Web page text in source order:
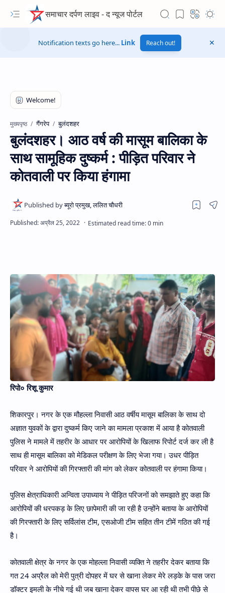
समाचार दर्पण लाइव - द न्यूज पोर्टल
Hidden Menu
Notification texts go here... Link Reach out!
मुख्यपृष्ठ गैंगरेप बुलंदशहर
बुलंदशहर। आठ वर्ष की मासूम बालिका के
साथ सामूहिक दुष्कर्म : पीड़ित परिवार ने
कोतवाली पर किया हंगामा
रिपो० रिशू कुमार
शिकारपुर। नगर के एक मौहल्ला निवासी आठ वर्षीय मासूम बालिका के साथ दो
अज्ञात युवकों के द्वारा दुष्कर्म किए जाने का मामला प्रकाश में आया है कोतवाली
पुलिस ने मामले में तहरीर के आधार पर आरोपियों के खिलाफ रिपोर्ट दर्ज कर ली है
साथ ही मासूम बालिका को मेडिकल परीक्षण के लिए भेजा गया। उधर पीड़ित
परिवार ने आरोपियों की गिरफ्तारी की मांग को लेकर कोतवाली पर हंगामा किया।
पुलिस क्षेत्राधिकारी अन्विता उपाध्याय ने पीड़ित परिजनों को समझाते हुए कहा कि
आरोपियों की धरपकड़ के लिए छापेमारी की जा रही है उन्होंने बताया के आरोपियों
की गिरफ्तारी के लिए सर्विलांस टीम, एसओजी टीम सहित तीन टीमें गठित की गई
है।
कोतवाली क्षेत्र के नगर के एक मोहल्ला निवासी व्यक्ति ने तहरीर देकर बताया कि
गत 24 अप्रैल को मेरी पुत्री दोपहर में घर से खाना लेकर मेरे लड़के के पास जरा
डॉक्टर इमली के नीचे गई थी जब खाना देकर वापस घर आ रही थी तभी पीछे से